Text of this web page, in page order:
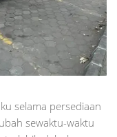
selama persediaan
sewaktu-waktu